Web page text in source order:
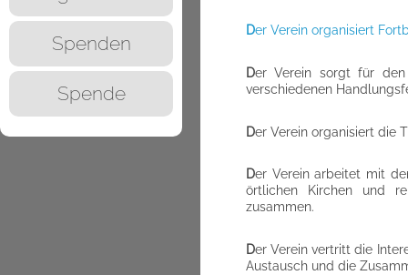
Spenden
Spende
Der Verein organisiert
Der Verein sorgt für den
verschiedenen
Der Verein organisiert die
Der Verein arbeitet mit
örtlichen Kirchen und
zusammen.
Der Verein vertritt die
Austausch und die